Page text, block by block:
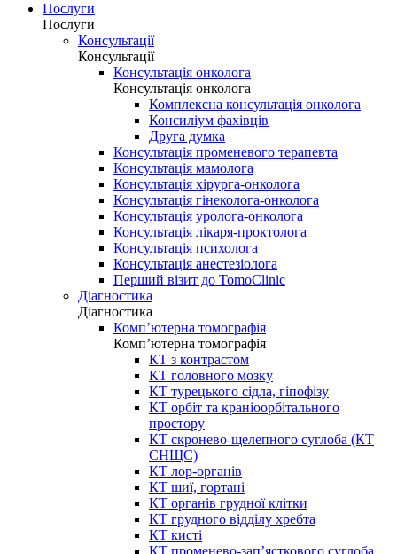
Послуги
Послуги
Консультації
Консультації
Консультація онколога
Консультація онколога
Комплексна консультація онколога
Консиліум фахівців
Друга думка
Консультація променевого терапевта
Консультація мамолога
Консультація хірурга-онколога
Консультація гінеколога-онколога
Консультація уролога-онколога
Консультація лікаря-проктолога
Консультація психолога
Консультація анестезіолога
Перший візит до TomoClinic
Діагностика
Діагностика
Комп’ютерна томографія
Комп’ютерна томографія
КТ з контрастом
КТ головного мозку
КТ турецького сідла, гіпофізу
КТ орбіт та краніоорбітального
простору
КТ скронево-щелепного суглоба (КТ
СНЩС)
КТ лор-органів
КТ шиї, гортані
КТ органів грудної клітки
КТ грудного відділу хребта
КТ кисті
КТ променево-зап’ясткового суглоба